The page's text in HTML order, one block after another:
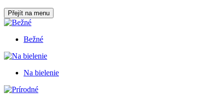
Přejít na menu
Bežné
Na bielenie